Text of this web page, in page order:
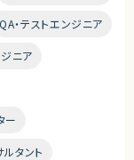
QA・テストエンジニア
ニア
ー
ルタント